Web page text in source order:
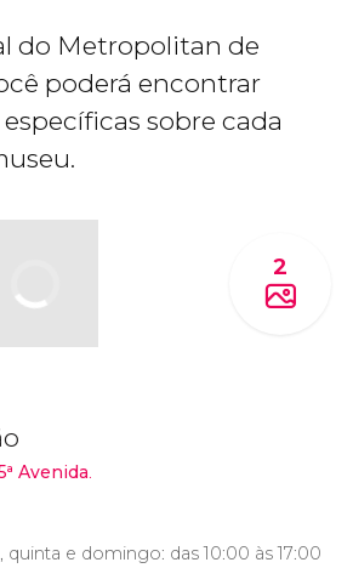
do Metropolitan de
poderá encontrar
sobre cada
2
Avenida
quinta e domingo: das 10:00 às 17:00